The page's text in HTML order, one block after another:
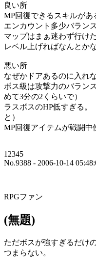
良い所
MP回復できるスキルがあ
エンカウント多少バラン
マップはまぁ迷わず行けた
レベル上げればなんとかな
悪い所
なぜかドアあるのに入れな
ボス級は攻撃力のバラン
めて3分の2くらいで）
ラスボスのHP低すぎる。
と）
MP回復アイテムが戦闘中
12345
No.9388 - 2006-10-14
RPGファン
(無題)
ただボスが強すぎるだけ
つまらない。